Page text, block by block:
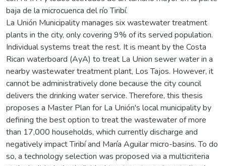
baja de la microcuenca del río Tiribí.
La Unión Municipality manages six wastewater treatment
plants in the city, only covering 9% of its served population.
Individual systems treat the rest. It is meant by the Costa
Rican waterboard (AyA) to treat La Union sewer water in a
nearby wastewater treatment plant, Los Tajos. However, it
cannot be administratively done because the city council
delivers the drinking water service. Therefore, this thesis
proposes a Master Plan for La Unión's local municipality by
defining the best option to treat the wastewater of more
than 17,000 households, which currently discharge and
negatively impact Tiribí and María Aguilar micro-basins. To do
so, a technology selection was proposed via a multicriteria